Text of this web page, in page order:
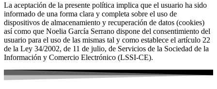
La aceptación de la presente política implica que el usuario ha sido
informado de una forma clara y completa sobre el uso de
dispositivos de almacenamiento y recuperación de datos (cookies)
así como que Noelia García Serrano dispone del consentimiento del
usuario para el uso de las mismas tal y como establece el artículo 22
de la Ley 34/2002, de 11 de julio, de Servicios de la Sociedad de la
Información y Comercio Electrónico (LSSI-CE).